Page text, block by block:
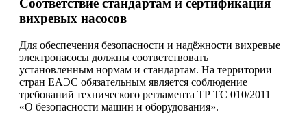
Соответствие стандартам и сертификация
вихревых насосов
Для обеспечения безопасности и надёжности вихревые
электронасосы должны соответствовать
установленным нормам и стандартам. На территории
стран ЕАЭС обязательным является соблюдение
требований технического регламента ТР ТС 010/2011
«О безопасности машин и оборудования».